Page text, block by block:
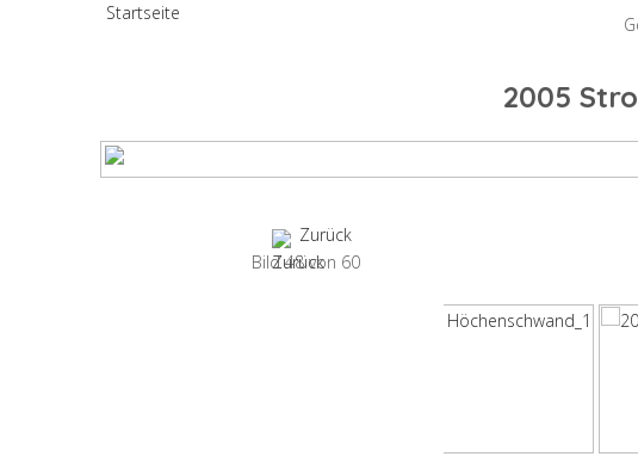
2005
Zurück
Bild 48 von 60